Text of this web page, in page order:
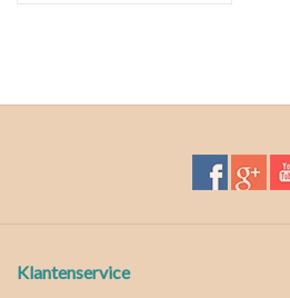
Klantenservice